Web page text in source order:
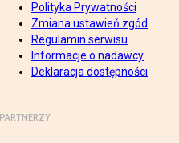
Polityka Prywatności
Zmiana ustawień zgód
Regulamin serwisu
Informacje o nadawcy
Deklaracja dostępności
PARTNERZY